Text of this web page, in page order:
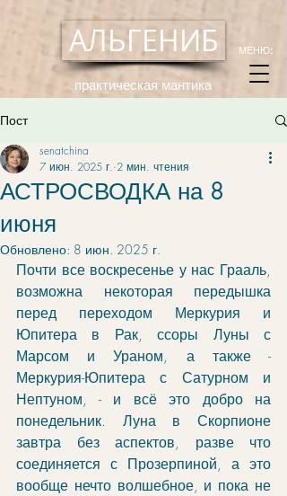
АЛЬГЕНИБ
практическая мантика
МЕНЮ:
Пост
АСТРОСВОДКА на 8
июня
senatchina
7 июн. 2025 г. 2 мин. чтения
Обновлено: 8 июн. 2025 г.
Почти все воскресенье у нас Грааль,
возможна некоторая передышка
перед переходом Меркурия и
Юпитера в Рак, ссоры Луны с
Марсом и Ураном, а также -
Меркурия-Юпитера с Сатурном и
Нептуном, - и всё это добро на
понедельник. Луна в Скорпионе
завтра без аспектов, разве что
соединяется с Прозерпиной, а это
вообще нечто волшебное, и пока не